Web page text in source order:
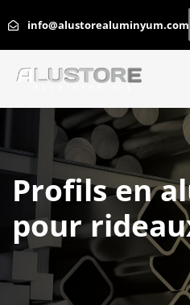
info@alustorealuminyum.com
Profils en
pour